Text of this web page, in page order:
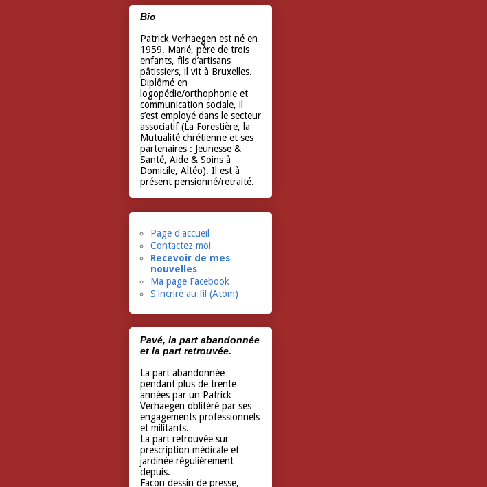
Bio
Patrick Verhaegen est né en
1959. Marié, père de trois
enfants, fils d’artisans
pâtissiers, il vit à Bruxelles.
Diplômé en
logopédie/orthophonie et
communication sociale, il
s’est employé dans le secteur
associatif (La Forestière, la
Mutualité chrétienne et ses
partenaires : Jeunesse &
Santé, Aide & Soins à
Domicile, Altéo). Il est à
présent pensionné/retraité.
Page d'accueil
Contactez moi
Recevoir de mes
nouvelles
Ma page Facebook
S'incrire au fil (Atom)
Pavé, la part abandonnée
et la part retrouvée.
La part abandonnée
pendant plus de trente
années par un Patrick
Verhaegen oblitéré par ses
engagements professionnels
et militants.
La part retrouvée sur
prescription médicale et
jardinée régulièrement
depuis.
Façon dessin de presse,